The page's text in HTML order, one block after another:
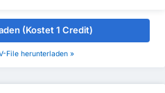
(Kostet 1 Credit)
File herunterladen »